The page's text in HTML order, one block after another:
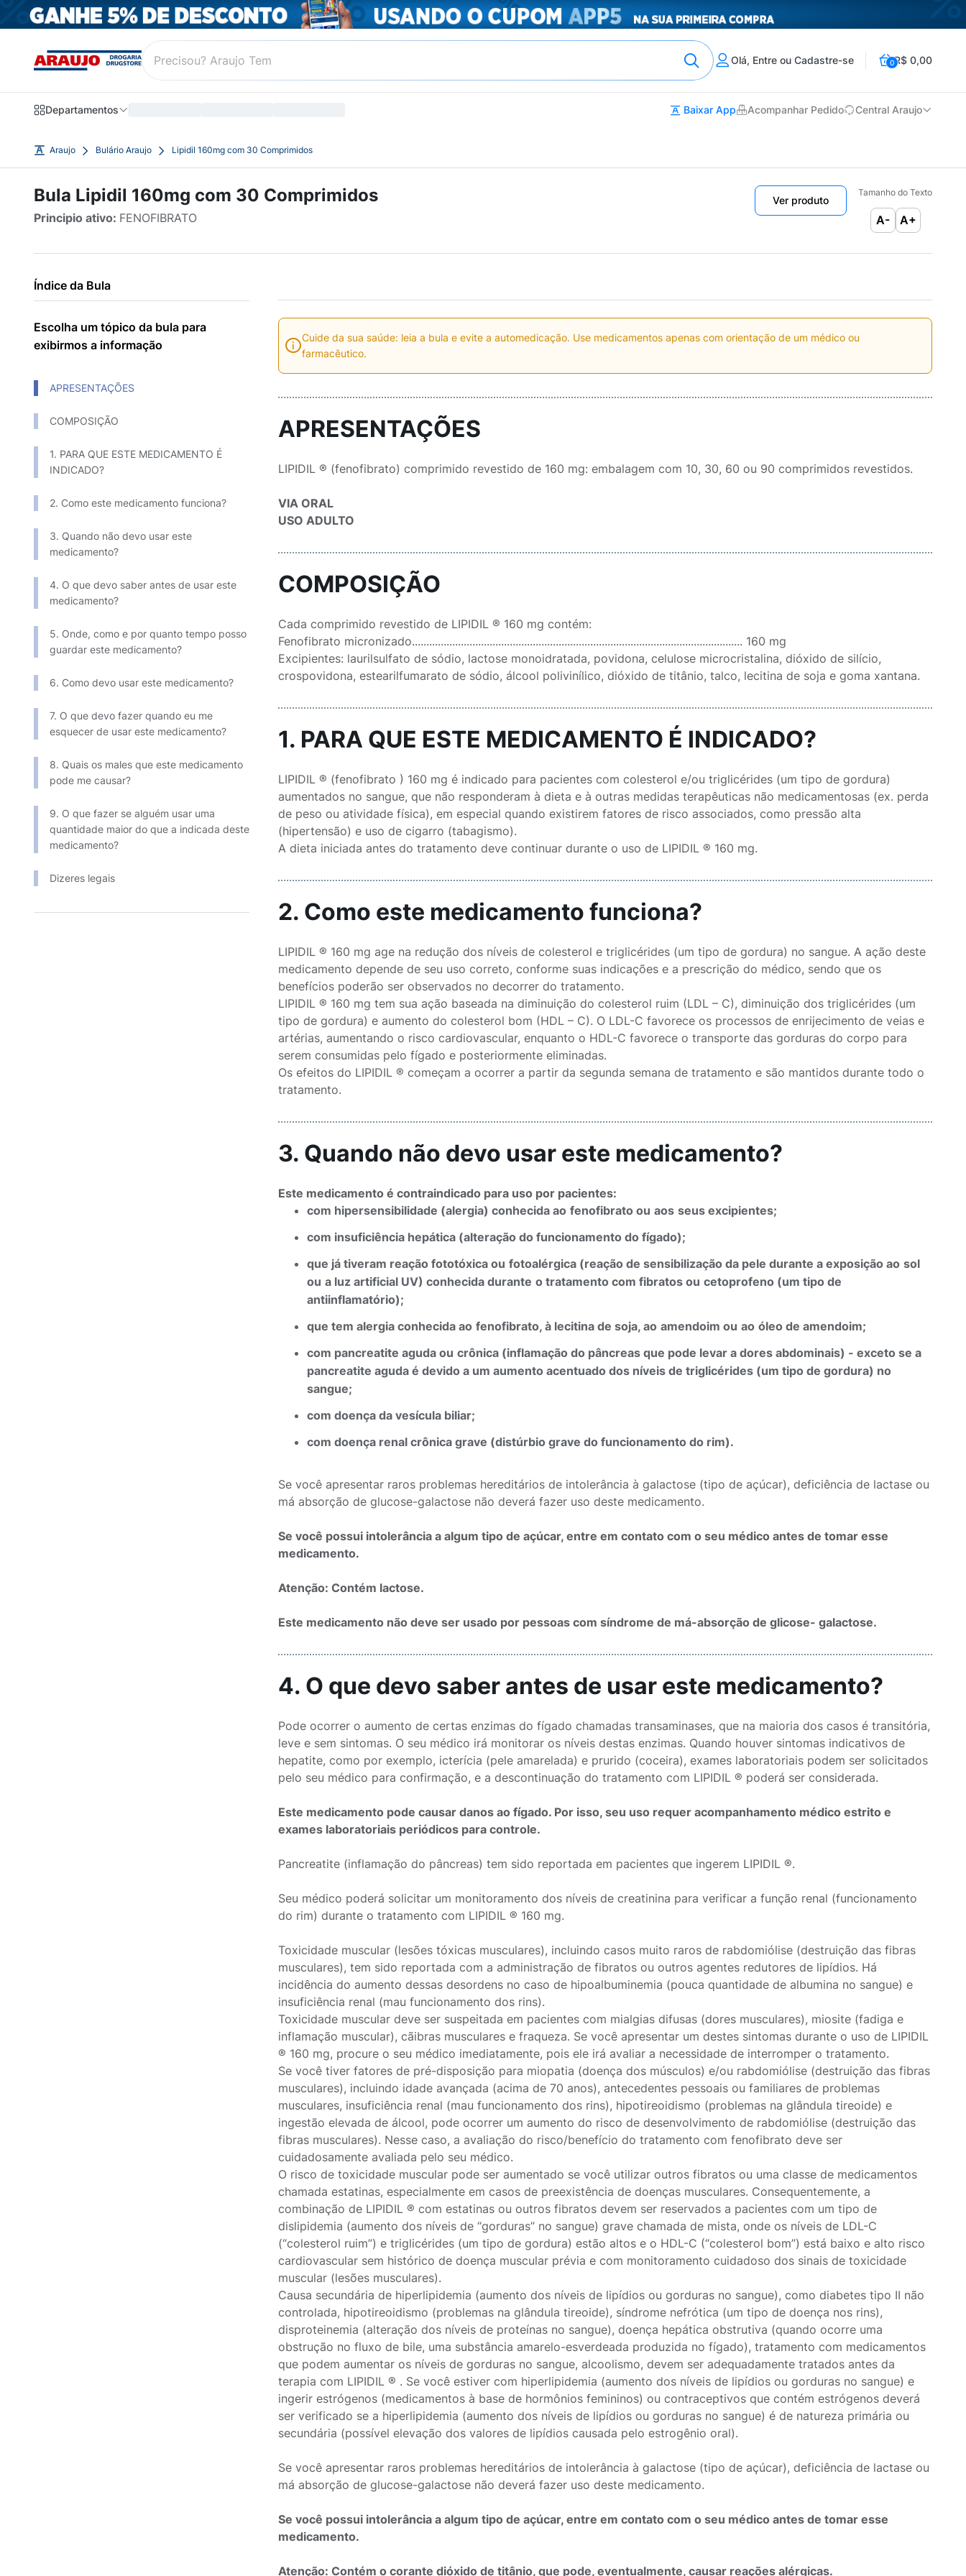
Olá, Entre ou Cadastre-se 0R$ 0,00
Departamentos Baixar App Acompanhar Pedido Central Araujo
Araujo Bulário Araujo Lipidil 160mg com 30 Comprimidos
Bula Lipidil 160mg com 30 Comprimidos
Principio ativo: FENOFIBRATO
Ver produto
Tamanho do Texto
A- A+
Índice da Bula
Escolha um tópico da bula para
exibirmos a informação
APRESENTAÇÕES
COMPOSIÇÃO
1. PARA QUE ESTE MEDICAMENTO É
INDICADO?
2. Como este medicamento funciona?
3. Quando não devo usar este
medicamento?
4. O que devo saber antes de usar este
medicamento?
5. Onde, como e por quanto tempo posso
guardar este medicamento?
6. Como devo usar este medicamento?
7. O que devo fazer quando eu me
esquecer de usar este medicamento?
8. Quais os males que este medicamento
pode me causar?
9. O que fazer se alguém usar uma
quantidade maior do que a indicada deste
medicamento?
Dizeres legais
Cuide da sua saúde: leia a bula e evite a automedicação. Use medicamentos apenas com orientação de um médico ou
farmacêutico.
APRESENTAÇÕES
LIPIDIL ® (fenofibrato) comprimido revestido de 160 mg: embalagem com 10, 30, 60 ou 90 comprimidos revestidos.
VIA ORAL
USO ADULTO
COMPOSIÇÃO
Cada comprimido revestido de LIPIDIL ® 160 mg contém:
Fenofibrato micronizado................................................................................................................... 160 mg
Excipientes: laurilsulfato de sódio, lactose monoidratada, povidona, celulose microcristalina, dióxido de silício,
crospovidona, estearilfumarato de sódio, álcool polivinílico, dióxido de titânio, talco, lecitina de soja e goma xantana.
1. PARA QUE ESTE MEDICAMENTO É INDICADO?
LIPIDIL ® (fenofibrato ) 160 mg é indicado para pacientes com colesterol e/ou triglicérides (um tipo de gordura)
aumentados no sangue, que não responderam à dieta e à outras medidas terapêuticas não medicamentosas (ex. perda
de peso ou atividade física), em especial quando existirem fatores de risco associados, como pressão alta
(hipertensão) e uso de cigarro (tabagismo).
A dieta iniciada antes do tratamento deve continuar durante o uso de LIPIDIL ® 160 mg.
2. Como este medicamento funciona?
LIPIDIL ® 160 mg age na redução dos níveis de colesterol e triglicérides (um tipo de gordura) no sangue. A ação deste
medicamento depende de seu uso correto, conforme suas indicações e a prescrição do médico, sendo que os
benefícios poderão ser observados no decorrer do tratamento.
LIPIDIL ® 160 mg tem sua ação baseada na diminuição do colesterol ruim (LDL – C), diminuição dos triglicérides (um
tipo de gordura) e aumento do colesterol bom (HDL – C). O LDL-C favorece os processos de enrijecimento de veias e
artérias, aumentando o risco cardiovascular, enquanto o HDL-C favorece o transporte das gorduras do corpo para
serem consumidas pelo fígado e posteriormente eliminadas.
Os efeitos do LIPIDIL ® começam a ocorrer a partir da segunda semana de tratamento e são mantidos durante todo o
tratamento.
3. Quando não devo usar este medicamento?
Este medicamento é contraindicado para uso por pacientes:
com hipersensibilidade (alergia) conhecida ao fenofibrato ou aos seus excipientes;
com insuficiência hepática (alteração do funcionamento do fígado);
que já tiveram reação fototóxica ou fotoalérgica (reação de sensibilização da pele durante a exposição ao sol
ou a luz artificial UV) conhecida durante o tratamento com fibratos ou cetoprofeno (um tipo de
antiinflamatório);
que tem alergia conhecida ao fenofibrato, à lecitina de soja, ao amendoim ou ao óleo de amendoim;
com pancreatite aguda ou crônica (inflamação do pâncreas que pode levar a dores abdominais) - exceto se a
pancreatite aguda é devido a um aumento acentuado dos níveis de triglicérides (um tipo de gordura) no
sangue;
com doença da vesícula biliar;
com doença renal crônica grave (distúrbio grave do funcionamento do rim).
Se você apresentar raros problemas hereditários de intolerância à galactose (tipo de açúcar), deficiência de lactase ou
má absorção de glucose-galactose não deverá fazer uso deste medicamento.
Se você possui intolerância a algum tipo de açúcar, entre em contato com o seu médico antes de tomar esse
medicamento.
Atenção: Contém lactose.
Este medicamento não deve ser usado por pessoas com síndrome de má-absorção de glicose- galactose.
4. O que devo saber antes de usar este medicamento?
Pode ocorrer o aumento de certas enzimas do fígado chamadas transaminases, que na maioria dos casos é transitória,
leve e sem sintomas. O seu médico irá monitorar os níveis destas enzimas. Quando houver sintomas indicativos de
hepatite, como por exemplo, icterícia (pele amarelada) e prurido (coceira), exames laboratoriais podem ser solicitados
pelo seu médico para confirmação, e a descontinuação do tratamento com LIPIDIL ® poderá ser considerada.
Este medicamento pode causar danos ao fígado. Por isso, seu uso requer acompanhamento médico estrito e
exames laboratoriais periódicos para controle.
Pancreatite (inflamação do pâncreas) tem sido reportada em pacientes que ingerem LIPIDIL ®.
Seu médico poderá solicitar um monitoramento dos níveis de creatinina para verificar a função renal (funcionamento
do rim) durante o tratamento com LIPIDIL ® 160 mg.
Toxicidade muscular (lesões tóxicas musculares), incluindo casos muito raros de rabdomiólise (destruição das fibras
musculares), tem sido reportada com a administração de fibratos ou outros agentes redutores de lipídios. Há
incidência do aumento dessas desordens no caso de hipoalbuminemia (pouca quantidade de albumina no sangue) e
insuficiência renal (mau funcionamento dos rins).
Toxicidade muscular deve ser suspeitada em pacientes com mialgias difusas (dores musculares), miosite (fadiga e
inflamação muscular), cãibras musculares e fraqueza. Se você apresentar um destes sintomas durante o uso de LIPIDIL
® 160 mg, procure o seu médico imediatamente, pois ele irá avaliar a necessidade de interromper o tratamento.
Se você tiver fatores de pré-disposição para miopatia (doença dos músculos) e/ou rabdomiólise (destruição das fibras
musculares), incluindo idade avançada (acima de 70 anos), antecedentes pessoais ou familiares de problemas
musculares, insuficiência renal (mau funcionamento dos rins), hipotireoidismo (problemas na glândula tireoide) e
ingestão elevada de álcool, pode ocorrer um aumento do risco de desenvolvimento de rabdomiólise (destruição das
fibras musculares). Nesse caso, a avaliação do risco/benefício do tratamento com fenofibrato deve ser
cuidadosamente avaliada pelo seu médico.
O risco de toxicidade muscular pode ser aumentado se você utilizar outros fibratos ou uma classe de medicamentos
chamada estatinas, especialmente em casos de preexistência de doenças musculares. Consequentemente, a
combinação de LIPIDIL ® com estatinas ou outros fibratos devem ser reservados a pacientes com um tipo de
dislipidemia (aumento dos níveis de “gorduras” no sangue) grave chamada de mista, onde os níveis de LDL-C
(“colesterol ruim”) e triglicérides (um tipo de gordura) estão altos e o HDL-C (“colesterol bom”) está baixo e alto risco
cardiovascular sem histórico de doença muscular prévia e com monitoramento cuidadoso dos sinais de toxicidade
muscular (lesões musculares).
Causa secundária de hiperlipidemia (aumento dos níveis de lipídios ou gorduras no sangue), como diabetes tipo II não
controlada, hipotireoidismo (problemas na glândula tireoide), síndrome nefrótica (um tipo de doença nos rins),
disproteinemia (alteração dos níveis de proteínas no sangue), doença hepática obstrutiva (quando ocorre uma
obstrução no fluxo de bile, uma substância amarelo-esverdeada produzida no fígado), tratamento com medicamentos
que podem aumentar os níveis de gorduras no sangue, alcoolismo, devem ser adequadamente tratados antes da
terapia com LIPIDIL ® . Se você estiver com hiperlipidemia (aumento dos níveis de lipídios ou gorduras no sangue) e
ingerir estrógenos (medicamentos à base de hormônios femininos) ou contraceptivos que contém estrógenos deverá
ser verificado se a hiperlipidemia (aumento dos níveis de lipídios ou gorduras no sangue) é de natureza primária ou
secundária (possível elevação dos valores de lipídios causada pelo estrogênio oral).
Se você apresentar raros problemas hereditários de intolerância à galactose (tipo de açúcar), deficiência de lactase ou
má absorção de glucose-galactose não deverá fazer uso deste medicamento.
Se você possui intolerância a algum tipo de açúcar, entre em contato com o seu médico antes de tomar esse
medicamento.
Atenção: Contém o corante dióxido de titânio, que pode, eventualmente, causar reações alérgicas.